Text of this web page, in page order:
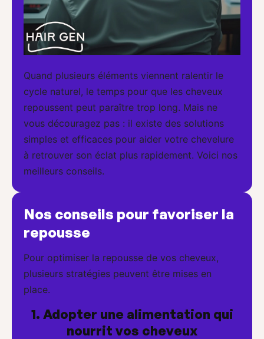
Quand plusieurs éléments viennent ralentir le
cycle naturel, le temps pour que les cheveux
repoussent peut paraître trop long. Mais ne
vous découragez pas : il existe des solutions
simples et efficaces pour aider votre chevelure
à retrouver son éclat plus rapidement. Voici nos
meilleurs conseils.
Nos conseils pour favoriser la
repousse
Pour optimiser la repousse de vos cheveux,
plusieurs stratégies peuvent être mises en
place.
1. Adopter une alimentation qui
nourrit vos cheveux